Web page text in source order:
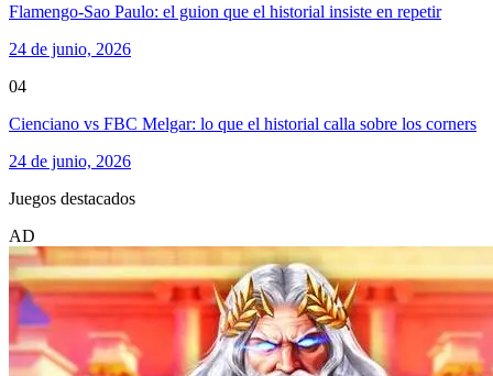
Flamengo-Sao Paulo: el guion que el historial insiste en repetir
24 de junio, 2026
04
Cienciano vs FBC Melgar: lo que el historial calla sobre los corners
24 de junio, 2026
Juegos destacados
AD